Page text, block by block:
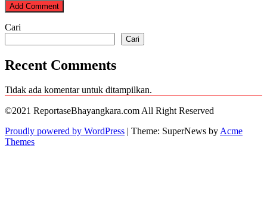
Cari
Cari
Recent Comments
Tidak ada komentar untuk ditampilkan.
©2021 ReportaseBhayangkara.com All Right Reserved
Proudly powered by WordPress
Theme: SuperNews byAcme
Themes